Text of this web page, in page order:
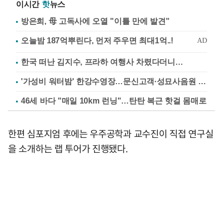
이시간 핫뉴스
방은희, 母 고독사에 오열 "이틀 만에 발견"
한국 떠난 김지수, 프라하 여행사 차렸다더니…
'가성비 워터밤' 한강수영장…문신고객·성묘사음원 민원
46세 바다 "매일 10km 런닝"…탄탄 복근 핫걸 몸매로
한편 심포지엄 후에는 우주공학과 교수진이 직접 연구실
을 소개하는 랩 투어가 진행됐다.